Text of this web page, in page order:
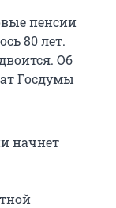
пенсии
80 лет.
Об
Госдумы
начнет